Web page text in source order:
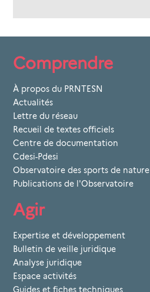
Comprendre
À propos du PRNTESN
Actualités
Lettre du réseau
Recueil de textes officiels
Centre de documentation
Cdesi-Pdesi
Observatoire des sports de nature
Publications de l'Observatoire
Agir
Expertise et développement
Bulletin de veille juridique
Analyse juridique
Espace activités
Guides et fiches techniques